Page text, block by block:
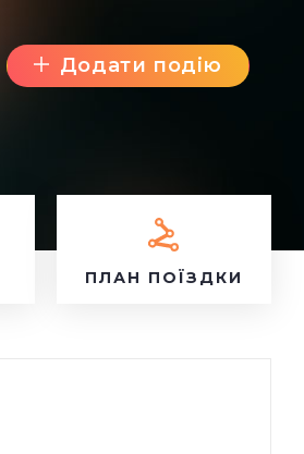
Додати подію
ПЛАН ПОЇЗДКИ